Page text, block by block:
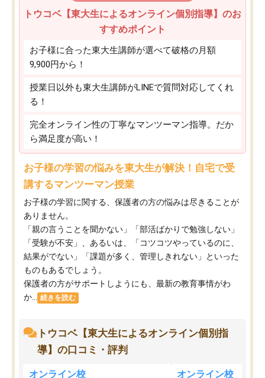
トウコベ【東大生によるオンライン個別指導】のお
すすめポイント
お子様に合った東大生講師が選べて破格の月額
9,900円から！
授業日以外も東大生講師がLINEで質問対応してくれ
る！
完全オンライン性の丁寧なマンツーマン指導。だか
ら満足度が高い！
お子様の学習の悩みを東大生が解決！自宅で受
講するマンツーマン授業
お子様の学習に関する、保護者の方の悩みは尽きることが
ありません。
「親の言うことを聞かない」「部活ばかりで勉強しない」
「受験が不安」、あるいは、「コツコツやっているのに、
結果がでない」「課題が多く、管理しきれない」といった
ものもあるでしょう。
保護者の方がサポートしようにも、最新の教育事情がわ
か...
続きを読む
トウコベ【東大生によるオンライン個別指
導】の口コミ・評判
オンライン校 オンライン校